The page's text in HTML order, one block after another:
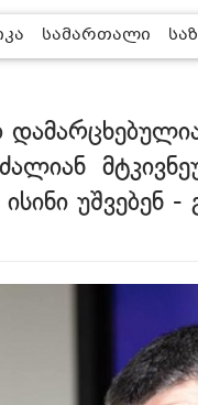
სამართალი
ძალიან
უშვებენ -